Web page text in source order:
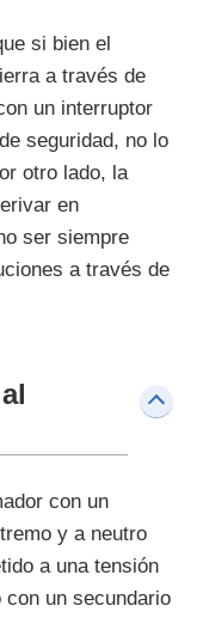
si bien el
a través de
un interruptor
seguridad, no lo
otro lado, la
en
ser siempre
a través de
con un
y a neutro
a una tensión
un secundario